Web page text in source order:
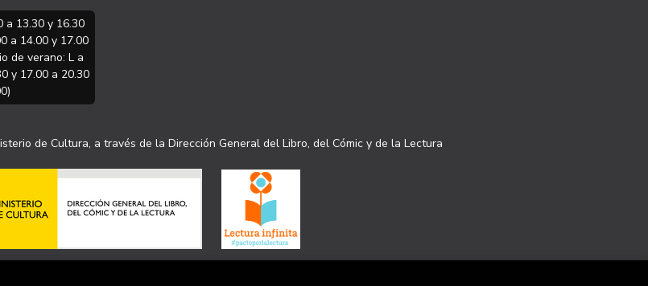
a 13.30 y 16.30
a 14.00 y 17.00
de verano: L a
y 17.00 a 20.30
de Cultura, a través de la Dirección General del Libro, del Cómic y de la Lectura